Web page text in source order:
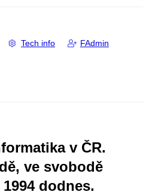
Tech info FAdmin
v ČR.
ve svobodě
dodnes.